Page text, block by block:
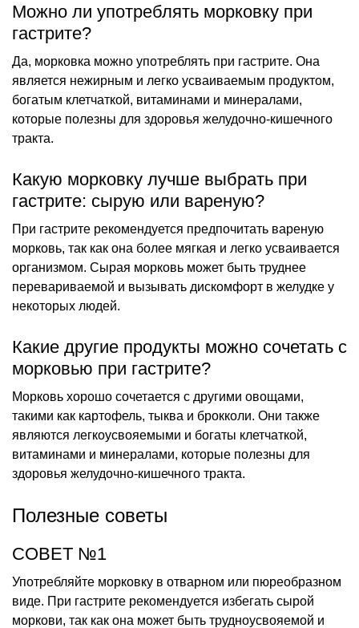
Можно ли употреблять морковку при
гастрите?
Да, морковка можно употреблять при гастрите. Она
является нежирным и легко усваиваемым продуктом,
богатым клетчаткой, витаминами и минералами,
которые полезны для здоровья желудочно-кишечного
тракта.
Какую морковку лучше выбрать при
гастрите: сырую или вареную?
При гастрите рекомендуется предпочитать вареную
морковь, так как она более мягкая и легко усваивается
организмом. Сырая морковь может быть труднее
перевариваемой и вызывать дискомфорт в желудке у
некоторых людей.
Какие другие продукты можно сочетать с
морковью при гастрите?
Морковь хорошо сочетается с другими овощами,
такими как картофель, тыква и брокколи. Они также
являются легкоусвояемыми и богаты клетчаткой,
витаминами и минералами, которые полезны для
здоровья желудочно-кишечного тракта.
Полезные советы
СОВЕТ №1
Употребляйте морковку в отварном или пюреобразном
виде. При гастрите рекомендуется избегать сырой
моркови, так как она может быть трудноусвояемой и